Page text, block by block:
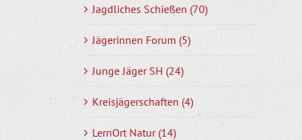
Jagdliches Schießen (70)
Jägerinnen Forum (5)
Junge Jäger SH (24)
Kreisjägerschaften (4)
LernOrt Natur (14)